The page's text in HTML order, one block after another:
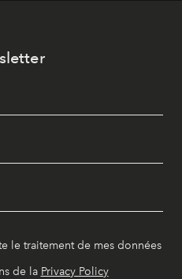
le traitement de mes données
de la Privacy Policy